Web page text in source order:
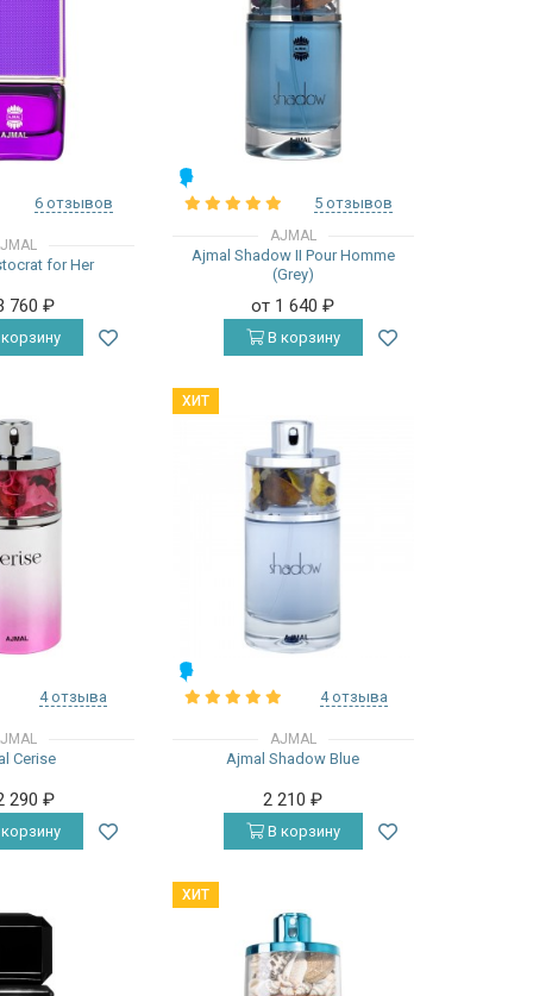
6 отзывов
for Her
760₽
5 отзывов
AJMAL
Ajmal Shadow II Pour Homme
(Grey)
от 1 640₽
В корзину
4 отзыва
Cerise
290₽
ХИТ
4 отзыва
AJMAL
Ajmal Shadow Blue
2 210₽
В корзину
ХИТ